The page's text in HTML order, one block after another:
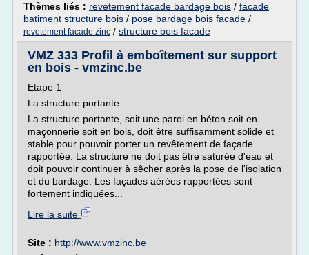
Thèmes liés : revetement facade bardage bois / facade
batiment structure bois / pose bardage bois facade /
revetement facade zinc / structure bois facade
VMZ 333 Profil à emboîtement sur support
en bois - vmzinc.be
Etape 1
La structure portante
La structure portante, soit une paroi en béton soit en
maçonnerie soit en bois, doit être suffisamment solide et
stable pour pouvoir porter un revêtement de façade
rapportée. La structure ne doit pas être saturée d'eau et
doit pouvoir continuer à sêcher après la pose de l'isolation
et du bardage. Les façades aérées rapportées sont
fortement indiquées...
Lire la suite
Site : http://www.vmzinc.be